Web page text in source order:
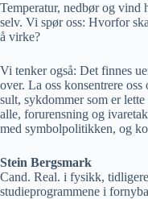
Temperatur, nedbør og vind
selv. Vi spør oss: Hvorfor
å virke?
Vi tenker også: Det finnes
over. La oss konsentrere
sult, sykdommer som er
alle, forurensning og
med symbolpolitikken, og
Stein Bergsmark
Cand. Real. i fysikk,
studieprogrammene i